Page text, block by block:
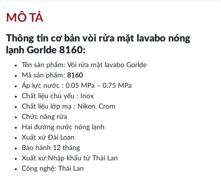
MÔ TẢ
Thông tin cơ bản vòi rửa mặt lavabo nóng
lạnh Gorlde 8160:
Tên sản phẩm: Vòi rửa mặt lavabo Gorlde
Mã sản phẩm: 8160
Áp lực nước : 0.05 MPa – 0.75 MPa
Chất liệu chủ yếu : Inox
Chất liệu lớp mạ : Niken, Crom
Chức năng rửa
Hai đường nước nóng lạnh
Xuất xứ Đài Loan
Bảo hành 12 tháng
Xuất xứ:Nhập khẩu từ Thái Lan
Công nghệ: Thái Lan